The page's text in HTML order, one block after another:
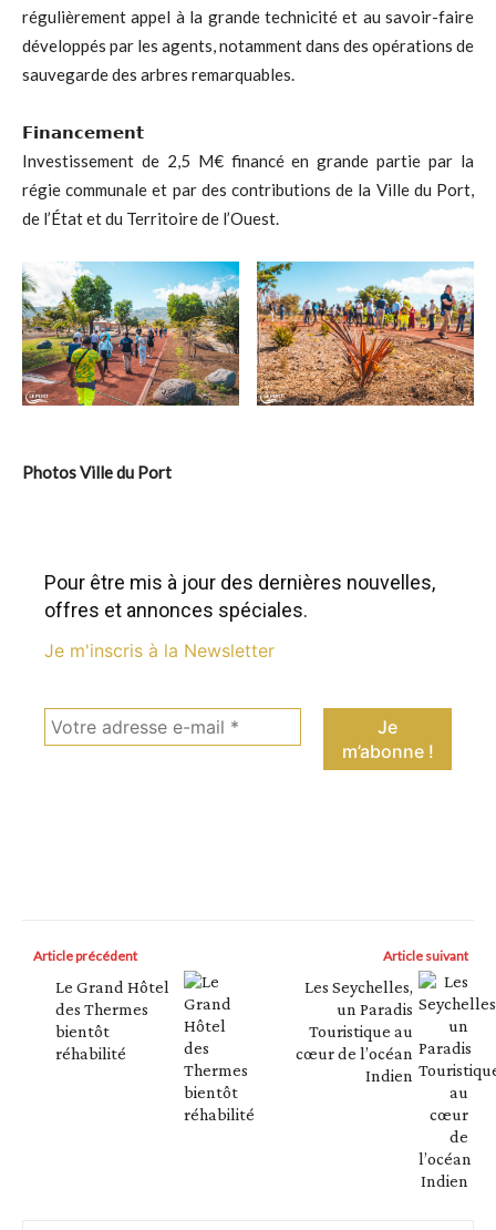
régulièrement appel à la grande technicité et au savoir-faire
développés par les agents, notamment dans des opérations de
sauvegarde des arbres remarquables.
𝗙𝗶𝗻𝗮𝗻𝗰𝗲𝗺𝗲𝗻𝘁
Investissement de 2,5 M€ financé en grande partie par la
régie communale et par des contributions de la Ville du Port,
de l’État et du Territoire de l’Ouest.
Photos Ville du Port
Pour être mis à jour des dernières nouvelles,
offres et annonces spéciales.
Je m'inscris à la Newsletter
Article précédent
Le Grand Hôtel
des Thermes
bientôt
réhabilité
Article suivant
Les Seychelles,
un Paradis
Touristique au
cœur de l’océan
Indien